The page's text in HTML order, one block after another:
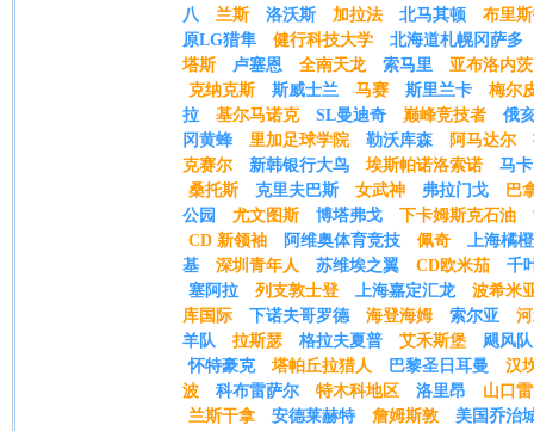
八
兰斯 洛沃斯 加拉法 北马其顿
布里
原LG猎隼
健行科技大学
北海道札幌冈萨多
塔斯
卢塞恩 全南天龙 索马里
亚布洛内茨
克纳克斯
斯威士兰 马赛 斯里兰卡
梅尔
拉
基尔马诺克 SL曼迪奇 巅峰竞技者
俄
冈黄蜂
里加足球学院 勒沃库森 阿马达尔
克赛尔
新韩银行大鸟 埃斯帕诺洛索诺
马
桑托斯
克里夫巴斯 女武神 弗拉门戈
巴
公园
尤文图斯 博塔弗戈 下卡姆斯克石油
CD 新领袖
阿维奥体育竞技 佩奇
上海橘橙
基
深圳青年人 苏维埃之翼 CD欧米茄
千
塞阿拉
列支敦士登 上海嘉定汇龙
波希米
库国际
下诺夫哥罗德 海登海姆 索尔亚
羊队
拉斯瑟 格拉夫夏普 艾禾斯堡
飓风队
怀特豪克
塔帕丘拉猎人 巴黎圣日耳曼
汉
波
科布雷萨尔 特木科地区 洛里昂
山口
兰斯干拿
安德莱赫特 詹姆斯敦
美国乔治